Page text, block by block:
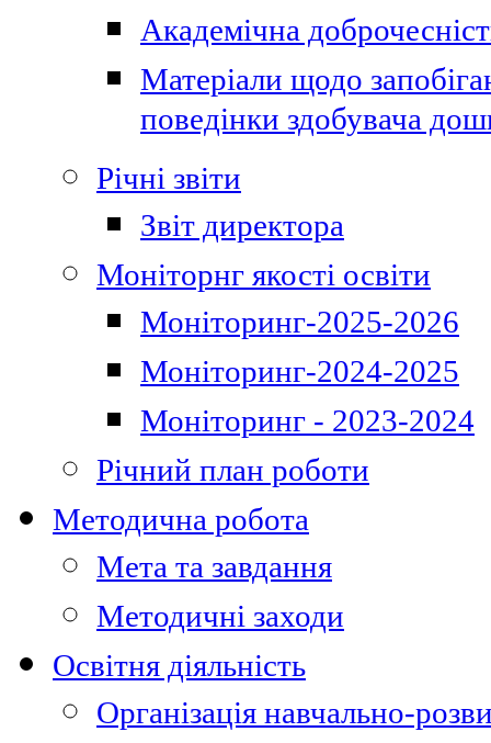
Академічна
Матеріали щодо
поведінки здобувача
Річні звіти
Звіт директора
Моніторнг якості освіти
Моніторинг-2025-2026
Моніторинг-2024-2025
Моніторинг - 2023-2024
Річний план роботи
Методична робота
Мета та завдання
Методичні заходи
Освітня діяльність
Організація навчально-